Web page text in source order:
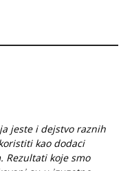
jeste i dejstvo raznih
kao dodaci
Rezultati koje smo